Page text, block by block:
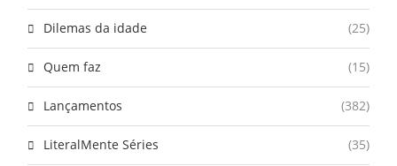
Dilemas da idade (25)
Quem faz (15)
Lançamentos (382)
LiteralMente Séries (35)